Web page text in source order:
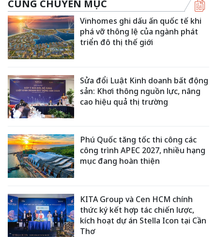
CÙNG CHUYÊN MỤC
Vinhomes ghi dấu ấn quốc tế khi
phá vỡ thông lệ của ngành phát
triển đô thị thế giới
Sửa đổi Luật Kinh doanh bất động
sản: Khơi thông nguồn lực, nâng
cao hiệu quả thị trường
Phú Quốc tăng tốc thi công các
công trình APEC 2027, nhiều hạng
mục đang hoàn thiện
KITA Group và Cen HCM chính
thức ký kết hợp tác chiến lược,
kích hoạt dự án Stella Icon tại Cần
Thơ